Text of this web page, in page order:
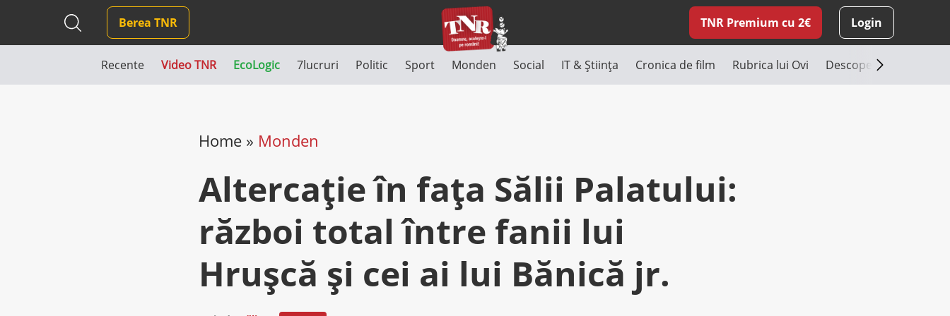
Berea TNR TNR Premium cu 2€ Login
Recente Video TNR EcoLogic 7lucruri Politic Sport Monden Social IT & Știința Cronica de film Rubrica lui Ovi Descoperă România
Home» Monden
Altercaţie în faţa Sălii Palatului:
război total între fanii lui
Hruşcă şi cei ai lui Bănică jr.